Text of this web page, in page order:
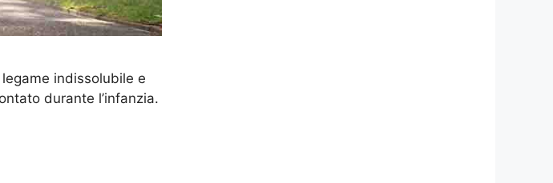
indissolubile e
durante l’infanzia.